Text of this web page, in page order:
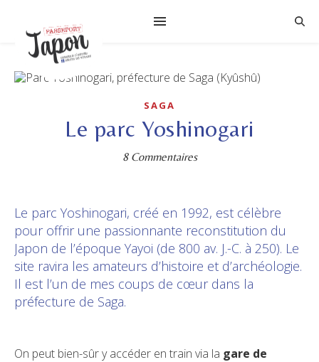
SAGA
Le parc Yoshinogari
8 Commentaires
Le parc Yoshinogari, créé en 1992, est célèbre
pour offrir une passionnante reconstitution du
Japon de l’époque Yayoi (de 800 av. J.-C. à 250). Le
site ravira les amateurs d’histoire et d’archéologie.
Il est l’un de mes coups de cœur dans la
préfecture de Saga.
On peut bien-sûr y accéder en train via la gare de